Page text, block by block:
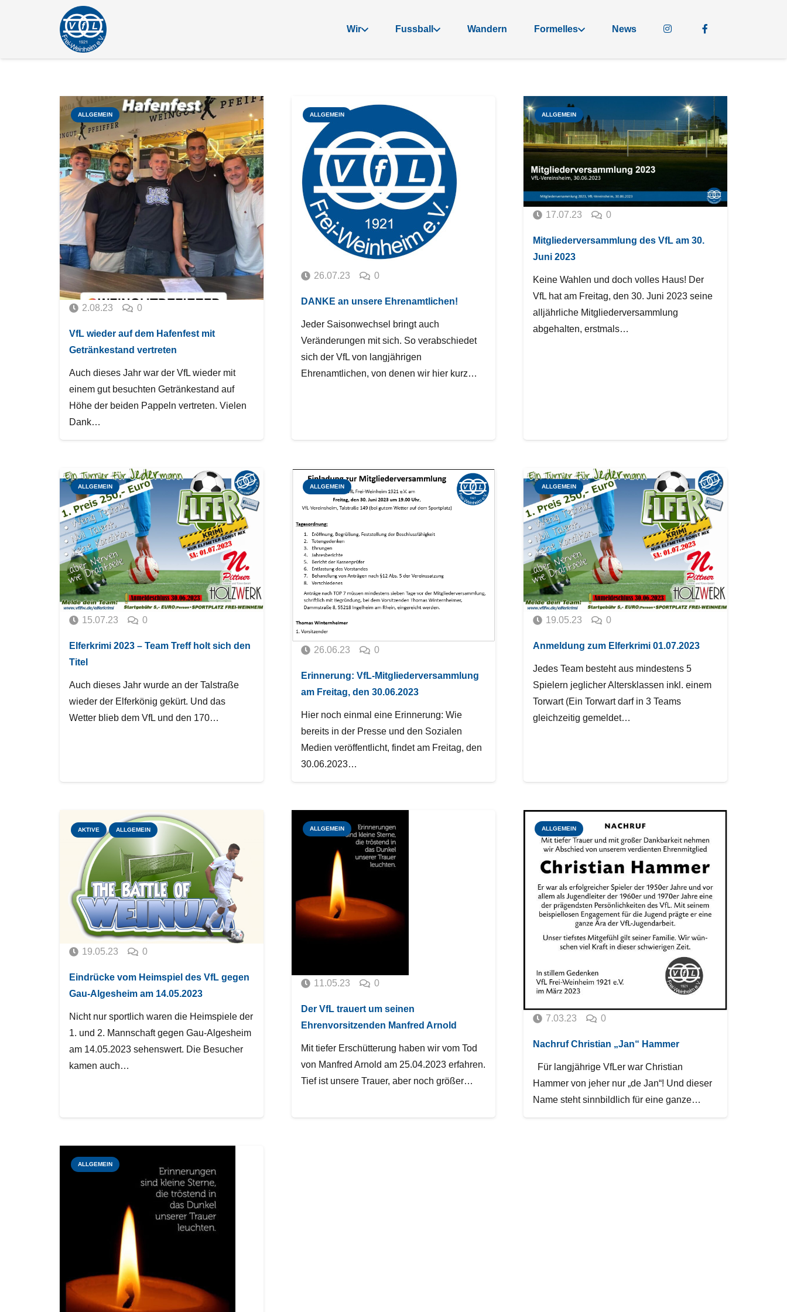
Wir Fussball Wandern Formelles News
ALLGEMEIN
2.08.23 0
VfL wieder auf dem Hafenfest mit
Getränkestand vertreten
Auch dieses Jahr war der VfL wieder mit
einem gut besuchten Getränkestand auf
Höhe der beiden Pappeln vertreten. Vielen
Dank…
ALLGEMEIN
26.07.23 0
DANKE an unsere Ehrenamtlichen!
Jeder Saisonwechsel bringt auch
Veränderungen mit sich. So verabschiedet
sich der VfL von langjährigen
Ehrenamtlichen, von denen wir hier kurz…
ALLGEMEIN
17.07.23 0
Mitgliederversammlung des VfL am 30.
Juni 2023
Keine Wahlen und doch volles Haus! Der
VfL hat am Freitag, den 30. Juni 2023 seine
alljährliche Mitgliederversammlung
abgehalten, erstmals…
ALLGEMEIN
15.07.23 0
Elferkrimi 2023 – Team Treff holt sich den
Titel
Auch dieses Jahr wurde an der Talstraße
wieder der Elferkönig gekürt. Und das
Wetter blieb dem VfL und den 170…
ALLGEMEIN
26.06.23 0
Erinnerung: VfL-Mitgliederversammlung
am Freitag, den 30.06.2023
Hier noch einmal eine Erinnerung: Wie
bereits in der Presse und den Sozialen
Medien veröffentlicht, findet am Freitag, den
30.06.2023…
ALLGEMEIN
19.05.23 0
Anmeldung zum Elferkrimi 01.07.2023
Jedes Team besteht aus mindestens 5
Spielern jeglicher Altersklassen inkl. einem
Torwart (Ein Torwart darf in 3 Teams
gleichzeitig gemeldet…
AKTIVE ALLGEMEIN
19.05.23 0
Eindrücke vom Heimspiel des VfL gegen
Gau-Algesheim am 14.05.2023
Nicht nur sportlich waren die Heimspiele der
1. und 2. Mannschaft gegen Gau-Algesheim
am 14.05.2023 sehenswert. Die Besucher
kamen auch…
ALLGEMEIN
11.05.23 0
Der VfL trauert um seinen
Ehrenvorsitzenden Manfred Arnold
Mit tiefer Erschütterung haben wir vom Tod
von Manfred Arnold am 25.04.2023 erfahren.
Tief ist unsere Trauer, aber noch größer…
ALLGEMEIN
7.03.23 0
Nachruf Christian „Jan“ Hammer
Für langjährige VfLer war Christian
Hammer von jeher nur „de Jan“! Und dieser
Name steht sinnbildlich für eine ganze…
ALLGEMEIN